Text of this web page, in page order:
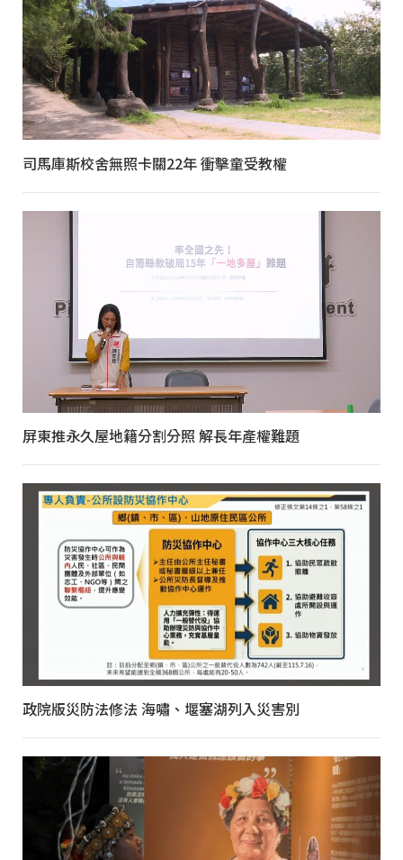
司馬庫斯校舍無照卡關22年 衝擊童受教權
屏東推永久屋地籍分割分照 解長年產權難題
政院版災防法修法 海嘯、堰塞湖列入災害別